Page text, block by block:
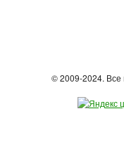
© 2009-2024.